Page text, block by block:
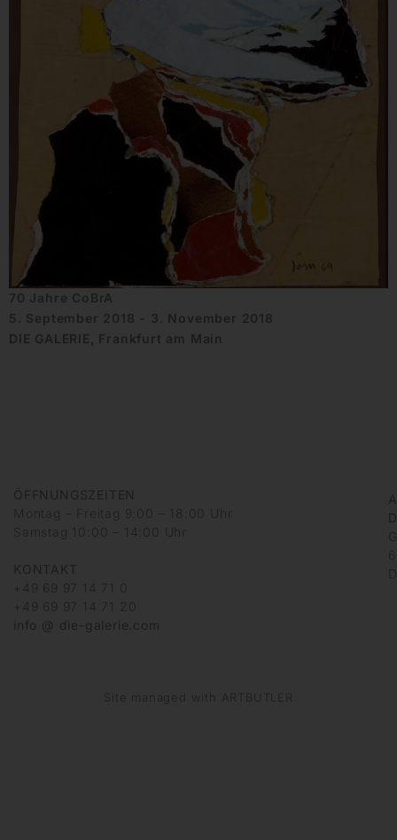
70 Jahre CoBrA
5. September 2018 - 3. November 2018
DIE GALERIE, Frankfurt am Main
ÖFFNUNGSZEITEN
Montag – Freitag 9:00 – 18:00 Uhr
Samstag 10:00 – 14:00 Uhr
KONTAKT
+49 69 97 14 71 0
+49 69 97 14 71 20
info @ die-galerie.com
Site managed with ARTBUTLER